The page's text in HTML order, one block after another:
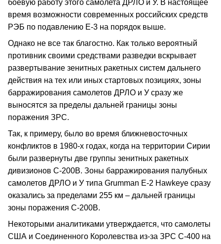
боевую работу этого самолета ДРЛО и У. В настоящее
время возможности современных российских средств
РЭБ по подавлению Е-3 на порядок выше.
Однако не все так благостно. Как только вероятный
противник своими средствами разведки вскрывает
развертывание зенитных ракетных систем дальнего
действия на тех или иных стартовых позициях, зоны
барражирования самолетов ДРЛО и У сразу же
выносятся за пределы дальней границы зоны
поражения ЗРС.
Так, к примеру, было во время ближневосточных
конфликтов в 1980-х годах, когда на территории Сирии
были развернуты две группы зенитных ракетных
дивизионов С-200В. Зоны барражирования палубных
самолетов ДРЛО и У типа Grumman E-2 Hawkeye сразу
оказались за пределами 255 км – дальней границы
зоны поражения С-200В.
Некоторыми аналитиками утверждается, что самолеты
США и Соединенного Королевства из-за ЗРС С-400 на